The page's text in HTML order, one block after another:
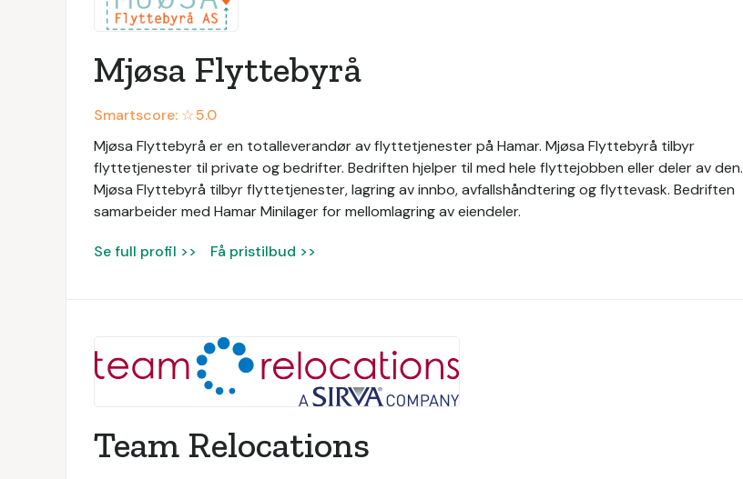
Mjøsa Flyttebyrå
Smartscore: ☆5.0
Mjøsa Flyttebyrå er en totalleverandør av flyttetjenester på Hamar. Mjøsa Flyttebyrå tilbyr
flyttetjenester til private og bedrifter. Bedriften hjelper til med hele flyttejobben eller deler av den.
Mjøsa Flyttebyrå tilbyr flyttetjenester, lagring av innbo, avfallshåndtering og flyttevask. Bedriften
samarbeider med Hamar Minilager for mellomlagring av eiendeler.
Se full profil >> Få pristilbud >>
Team Relocations